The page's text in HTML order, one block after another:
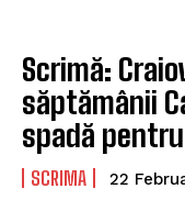
Scrimă:
săptămânii
spadă
SCRIMA 22